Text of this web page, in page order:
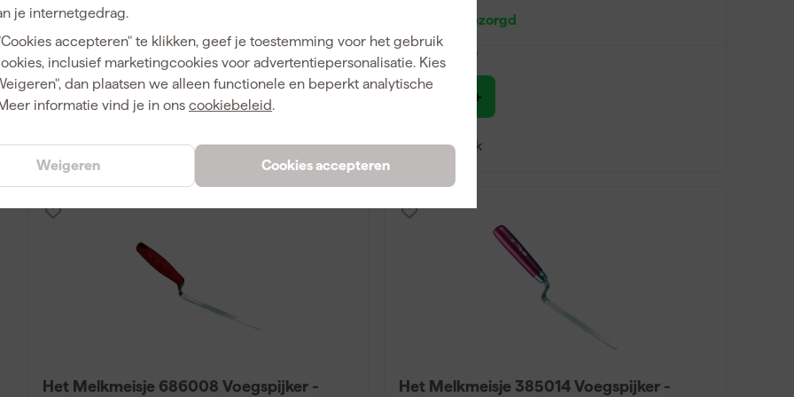
je internetgedrag.
accepteren" te klikken, geef je toestemming voor het gebruik
inclusief marketingcookies voor advertentiepersonalisatie. Kies
dan plaatsen we alleen functionele en beperkt analytische
informatie vind je in ons cookiebeleid.
Cookies accepteren
Weigeren
Maandag bezorgd
8,26
incl. BTW
Vergelijk
Maandag bezorgd
10,26
Vergelijk
Het Melkmeisje 686008 Voegspijker -
Het Melkmeisje 385014 Voegspijker -